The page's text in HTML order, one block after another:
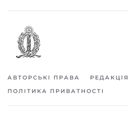
АВТОРСЬКІ ПРАВА РЕДАКЦІЯ
ПОЛІТИКА ПРИВАТНОСТІ